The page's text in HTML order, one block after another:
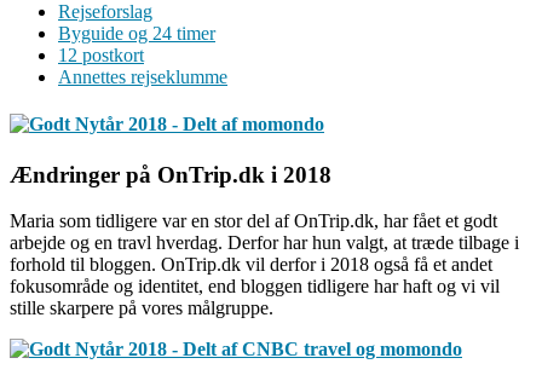
Rejseforslag
Byguide og 24 timer
12 postkort
Annettes rejseklumme
Ændringer på OnTrip.dk i 2018
Maria som tidligere var en stor del af OnTrip.dk, har fået et godt
arbejde og en travl hverdag. Derfor har hun valgt, at træde tilbage i
forhold til bloggen. OnTrip.dk vil derfor i 2018 også få et andet
fokusområde og identitet, end bloggen tidligere har haft og vi vil
stille skarpere på vores målgruppe.